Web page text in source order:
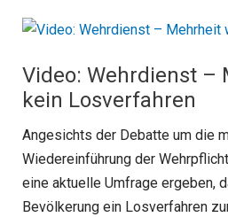
Video: Wehrdienst –
kein Losverfahren
Angesichts der Debatte um die
Wiedereinführung der
eine aktuelle Umfrage ergeben,
Bevölkerung ein Losverfahren